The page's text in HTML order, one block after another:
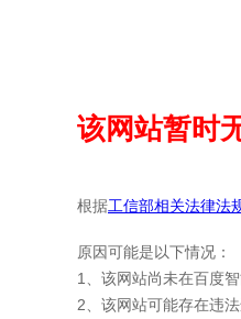
该网站暂时
根据工信部相关法律法
原因可能是以下情况：
1、该网站尚未在百度
2、该网站可能存在违法